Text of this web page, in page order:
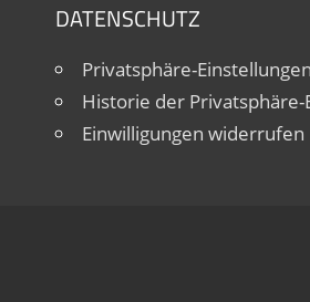
DATENSCHUTZ
Privatsphäre-
Historie der Privatsphäre-
Einwilligungen widerrufen